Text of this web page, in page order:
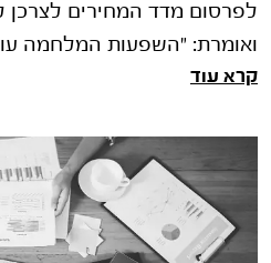
ואומרת: "השפעות המלחמה
בפברואר ב-0.2%, מעט מעל ממוצע ציפי
קרא עוד